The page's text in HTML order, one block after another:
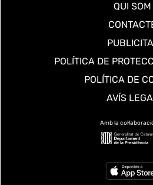
QUI SOM
POLÍTICA DE
POLÍTICA DE
AVÍS
Amb la